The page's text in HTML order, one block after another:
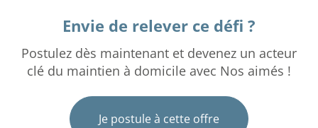
Envie de relever ce défi ?
Postulez dès maintenant et devenez un acteur
clé du maintien à domicile avec Nos aimés !
Je postule à cette offre